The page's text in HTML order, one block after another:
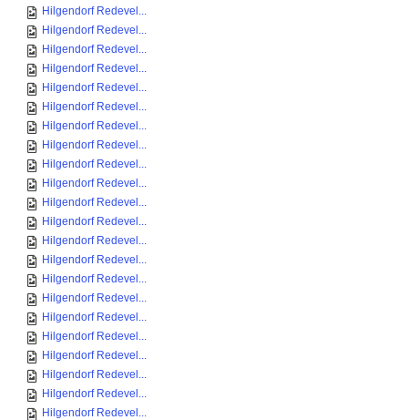
Hilgendorf Redevel...
Hilgendorf Redevel...
Hilgendorf Redevel...
Hilgendorf Redevel...
Hilgendorf Redevel...
Hilgendorf Redevel...
Hilgendorf Redevel...
Hilgendorf Redevel...
Hilgendorf Redevel...
Hilgendorf Redevel...
Hilgendorf Redevel...
Hilgendorf Redevel...
Hilgendorf Redevel...
Hilgendorf Redevel...
Hilgendorf Redevel...
Hilgendorf Redevel...
Hilgendorf Redevel...
Hilgendorf Redevel...
Hilgendorf Redevel...
Hilgendorf Redevel...
Hilgendorf Redevel...
Hilgendorf Redevel...